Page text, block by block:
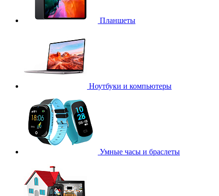
Планшеты
Ноутбуки и компьютеры
Умные часы и браслеты